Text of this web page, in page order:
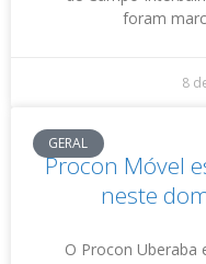
foram
8
GERAL
Procon Móvel
neste
O Procon Uberaba